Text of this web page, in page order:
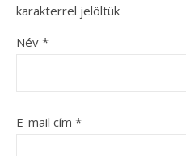
karakterrel jelöltük
Név *
E-mail cím *